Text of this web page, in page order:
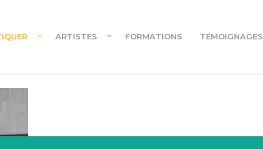
ARTISTES FORMATIONS TÉMOIGNAGES